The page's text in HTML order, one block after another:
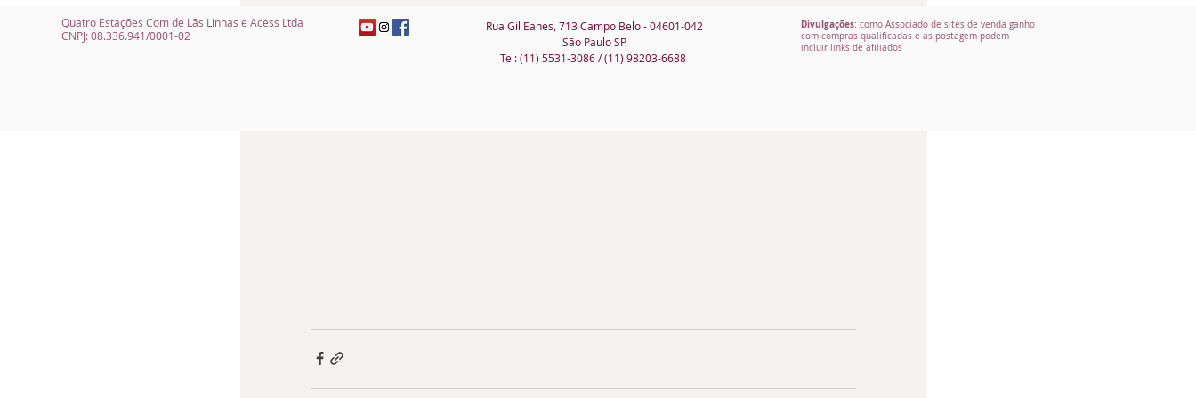
Quatro Estações Com de Lãs Linhas e Acess Ltda
CNPJ: 08.336.941/0001-02
Rua Gil Eanes, 713 Campo Belo - 04601-042
São Paulo SP
Tel: (11) 5531-3086 / (11) 98203-6688
Divulgações: como Associado de sites de venda ganho
com compras qualificadas e as postagem podem
incluir links de afiliados